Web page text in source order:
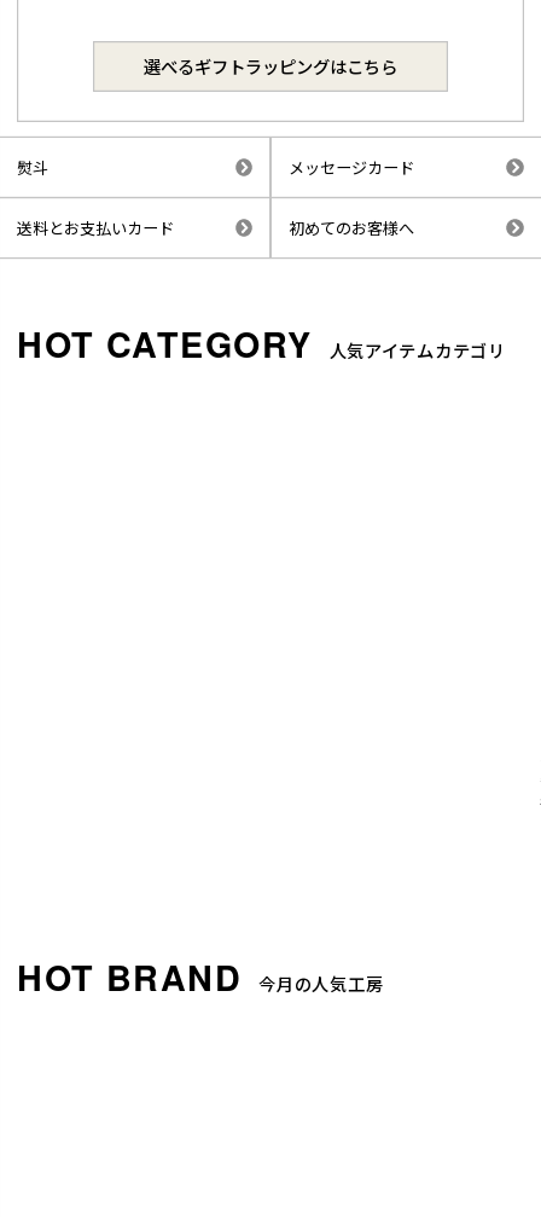
選べるギフトラッピングはこちら
熨斗 メッセージカード
送料とお支払いカード 初めてのお客様へ
人気アイテムカテゴリ
今月の人気工房